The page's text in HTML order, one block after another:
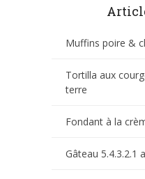
Muffins poire &
Tortilla aux
terre
Fondant à la
Gâteau 5.4.3.2.1